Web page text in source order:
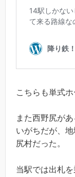
こちらも単式
また西野尻が
いがちだが、
尻村だった。
当駅では出札